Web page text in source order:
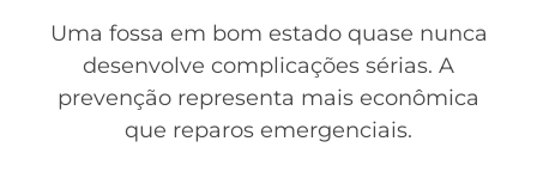
Uma fossa em bom estado quase nunca
desenvolve complicações sérias. A
prevenção representa mais econômica
que reparos emergenciais.